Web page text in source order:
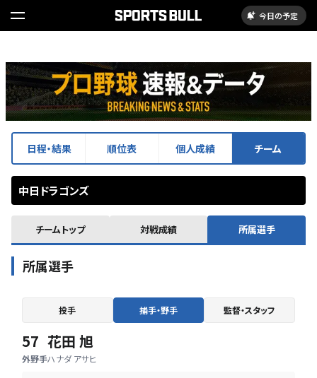
今日の予定
日程・結果 順位表 個人成績 チーム
中日ドラゴンズ
チームトップ 対戦成績 所属選手
所属選手
投手 捕手・野手 監督・スタッフ
57
外野手
花田 旭
ハナダ アサヒ